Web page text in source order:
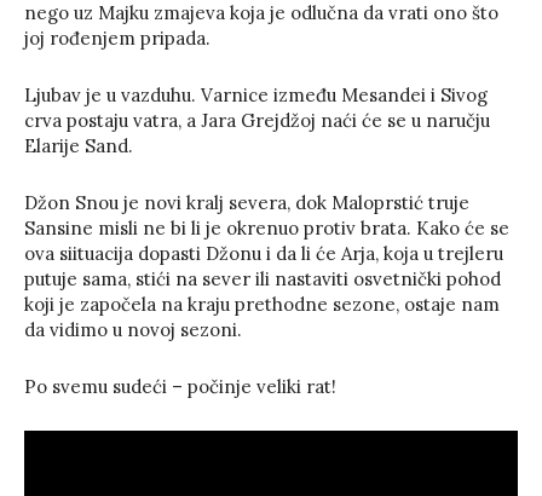
nego uz Majku zmajeva koja je odlučna da vrati ono što
joj rođenjem pripada.
Ljubav je u vazduhu. Varnice između Mesandei i Sivog
crva postaju vatra, a Jara Grejdžoj naći će se u naručju
Elarije Sand.
Džon Snou je novi kralj severa, dok Maloprstić truje
Sansine misli ne bi li je okrenuo protiv brata. Kako će se
ova siituacija dopasti Džonu i da li će Arja, koja u trejleru
putuje sama, stići na sever ili nastaviti osvetnički pohod
koji je započela na kraju prethodne sezone, ostaje nam
da vidimo u novoj sezoni.
Po svemu sudeći – počinje veliki rat!